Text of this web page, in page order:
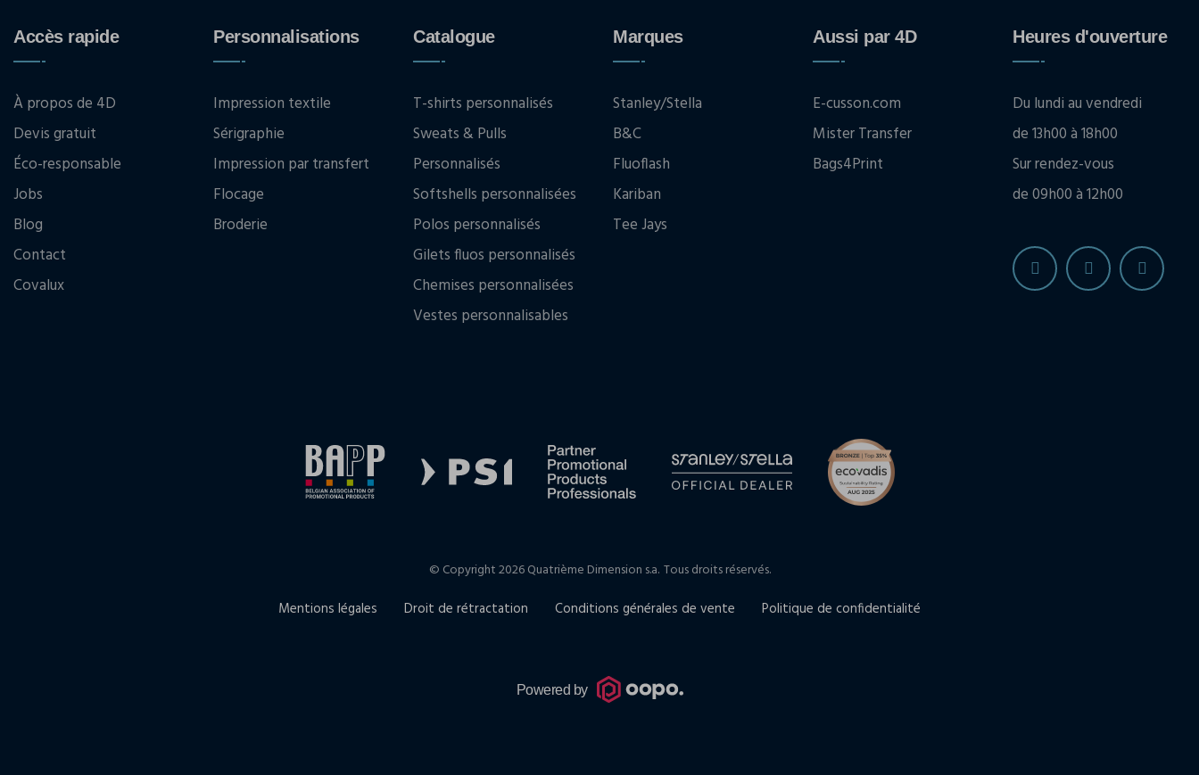
Accès rapide
À propos de 4D
Devis gratuit
Éco-responsable
Jobs
Blog
Contact
Covalux
Personnalisations
Impression textile
Sérigraphie
Impression par transfert
Flocage
Broderie
Catalogue
T-shirts personnalisés
Sweats & Pulls
Personnalisés
Softshells personnalisées
Polos personnalisés
Gilets fluos personnalisés
Chemises personnalisées
Vestes personnalisables
Marques
Stanley/Stella
B&C
Fluoflash
Kariban
Tee Jays
Aussi par 4D
E-cusson.com
Mister Transfer
Bags4Print
Heures d'ouverture
Du lundi au vendredi
de 13h00 à 18h00
Sur rendez-vous
de 09h00 à 12h00
© Copyright 2026 Quatrième Dimension s.a. Tous droits réservés.
Mentions légales Droit de rétractation Conditions générales de vente Politique de confidentialité
Powered by